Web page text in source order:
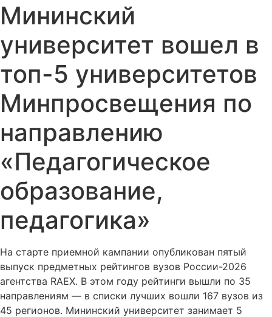
Мининский
университет вошел в
топ-5 университетов
Минпросвещения по
направлению
«Педагогическое
образование,
педагогика»
На старте приемной кампании опубликован пятый
выпуск предметных рейтингов вузов России-2026
агентства RAEX. В этом году рейтинги вышли по 35
направлениям — в списки лучших вошли 167 вузов из
45 регионов. Мининский университет занимает 5